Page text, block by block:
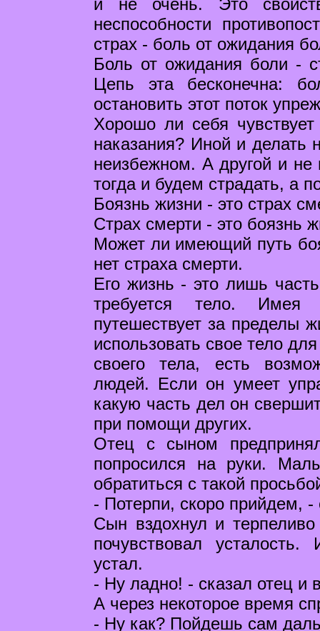
и не очень. Это
неспособности
страх - боль от ожидания
Боль от ожидания боли -
Цепь эта бесконечна:
остановить этот поток
Хорошо ли себя
наказания? Иной и делать
неизбежном. А другой и не
тогда и будем страдать, а
Боязнь жизни - это страх
Страх смерти - это боязнь
Может ли имеющий путь
нет страха смерти.
Его жизнь - это лишь
требуется тело.
путешествует за пределы
использовать свое тело
своего тела, есть
людей. Если он умеет
какую часть дел он
при помощи других.
Отец с сыном
попросился на руки.
обратиться с такой
- Потерпи, скоро прийдем, -
Сын вздохнул и
почувствовал
устал.
- Ну ладно! - сказал отец и
А через некоторое время
- Ну как? Пойдешь сам